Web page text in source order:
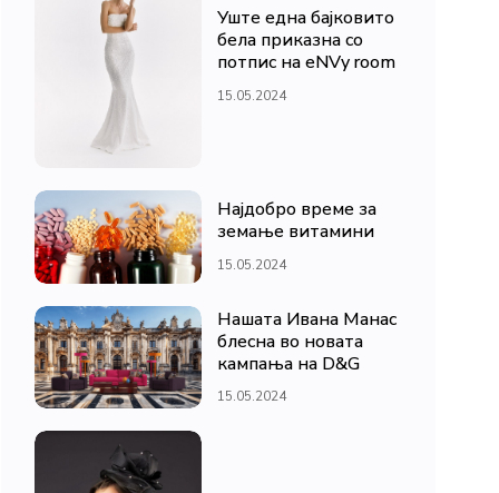
Уште една бајковито
бела приказна со
потпис на eNVy room
15.05.2024
Најдобро време за
земање витамини
15.05.2024
Нашата Ивана Манас
блесна во новата
кампања на D&G
15.05.2024